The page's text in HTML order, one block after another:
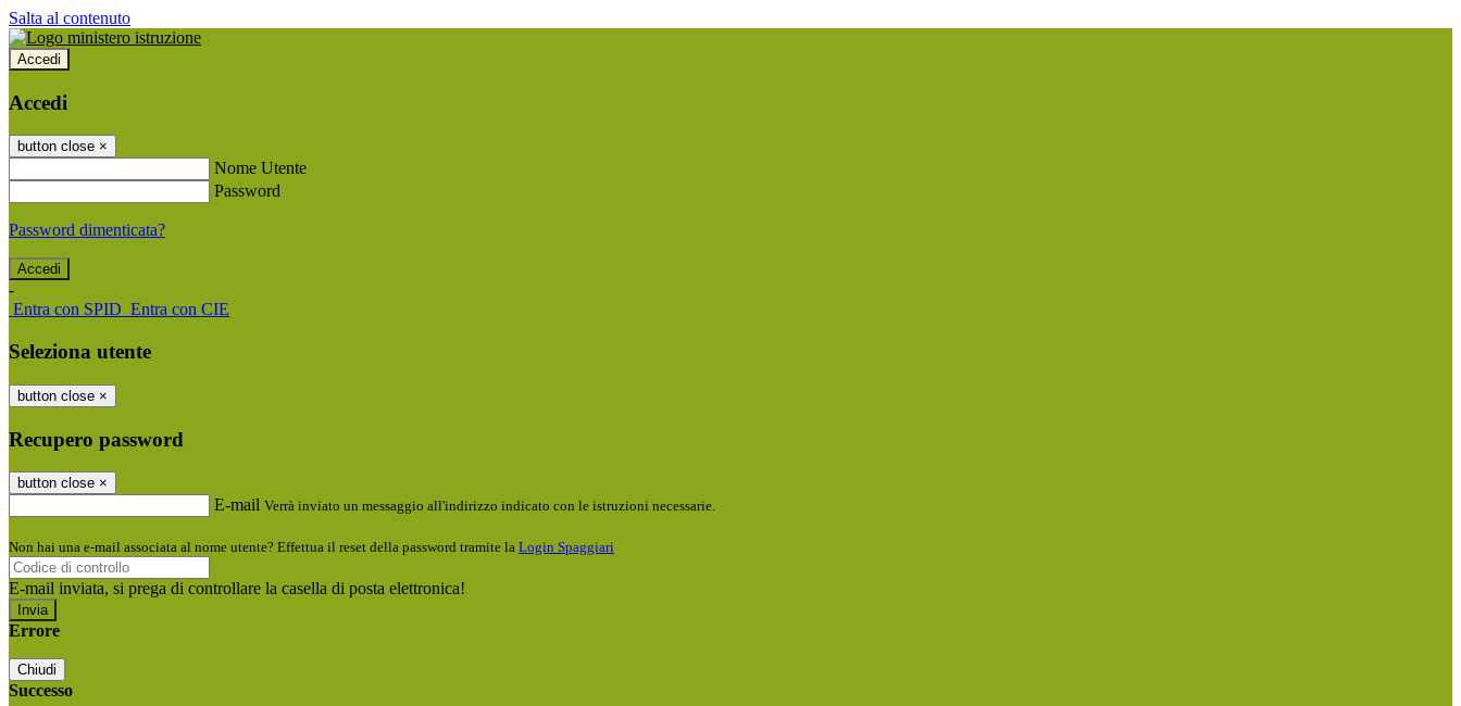
Salta al contenuto
Accedi
Accedi
button close ×
Nome Utente
Password
Password dimenticata?
-
Entra con SPID Entra con CIE
Seleziona utente
button close ×
Recupero password
button close ×
E-mail Verrà inviato un messaggio all'indirizzo indicato con le istruzioni necessarie.
Non hai una e-mail associata al nome utente? Effettua il reset della password tramite la Login Spaggiari
E-mail inviata, si prega di controllare la casella di posta elettronica!
Errore
Chiudi
Successo